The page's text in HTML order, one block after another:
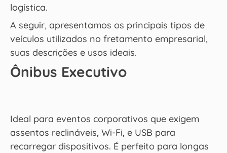
logística.
A seguir, apresentamos os principais tipos de
veículos utilizados no fretamento empresarial,
suas descrições e usos ideais.
Ônibus Executivo
Ideal para eventos corporativos que exigem
assentos reclináveis, Wi-Fi, e USB para
recarregar dispositivos. É perfeito para longas